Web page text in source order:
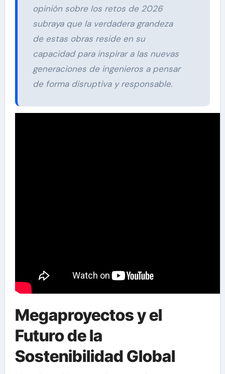
opinión sobre los retos de 2026
subraya que la verdadera grandeza
de estas obras reside en su
capacidad para inspirar a las nuevas
generaciones de ingenieros a pensar
de forma disruptiva y responsable.
Megaproyectos y el
Futuro de la
Sostenibilidad Global